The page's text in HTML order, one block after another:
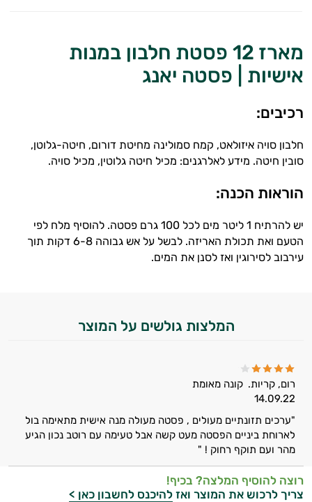
מארז 12 פסטת חלבון במנות
אישיות | פסטה יאנג
רכיבים:
חלבון סויה איזולאט, קמח סמולינה מחיטת דורום, חיטה-גלוטן,
סובין חיטה. מידע לאלרגנים: מכיל חיטה גלוטין, מכיל סויה.
הוראות הכנה:
יש להרתיח 1 ליטר מים לכל 100 גרם פסטה. להוסיף מלח לפי
הטעם ואת תכולת האריזה. לבשל על אש גבוהה 6-8 דקות תוך
עירבוב לסירוגין ואז לסנן את המים.
המלצות גולשים על המוצר
רום, קריות. קונה מאומת
14.09.22
"ערכים תזונתיים מעולים , פסטה מעולה מנה אישית מתאימה בול
לארוחת ביניים הפסטה מעט קשה אבל טעימה עם רוטב נכון הגיע
מהר ועם תוקף רחוק ! "
רוצה להוסיף המלצה? בכיף!
צריך לרכוש את המוצר ואז להיכנס לחשבון כאן >